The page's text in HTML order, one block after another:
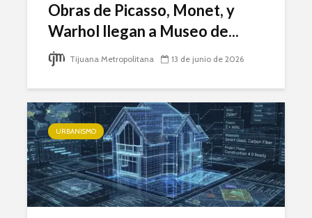
Obras de Picasso, Monet, y
Warhol llegan a Museo de...
Tijuana Metropolitana 13 de junio de 2026
URBANISMO